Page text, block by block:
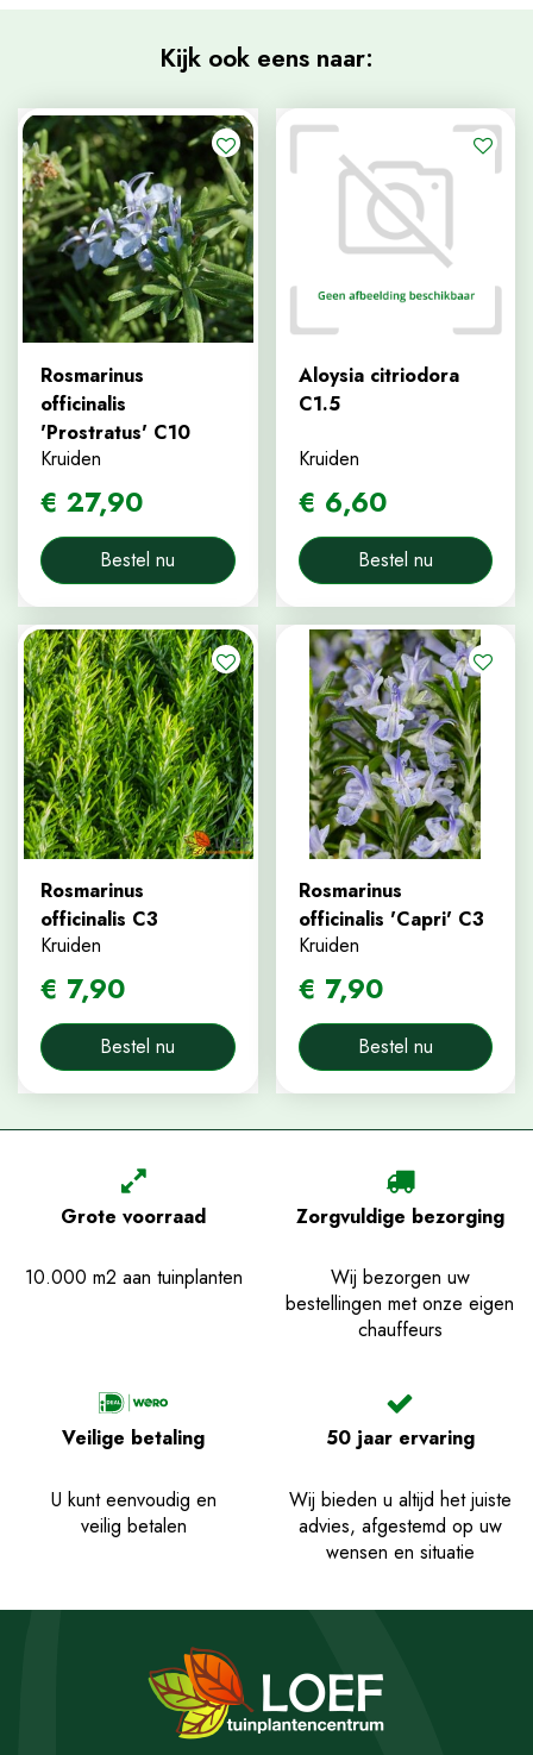
Kijk ook eens naar:
Rosmarinus
officinalis
'Prostratus' C10
Kruiden
€ 27,90
Bestel nu
Aloysia citriodora
C1.5
Kruiden
€ 6,60
Bestel nu
Rosmarinus
officinalis C3
Kruiden
€ 7,90
Bestel nu
Rosmarinus
officinalis 'Capri' C3
Kruiden
€ 7,90
Bestel nu
Grote voorraad
10.000 m2 aan tuinplanten
Zorgvuldige bezorging
Wij bezorgen uw
bestellingen met onze eigen
chauffeurs
Veilige betaling
U kunt eenvoudig en
veilig betalen
50 jaar ervaring
Wij bieden u altijd het juiste
advies, afgestemd op uw
wensen en situatie